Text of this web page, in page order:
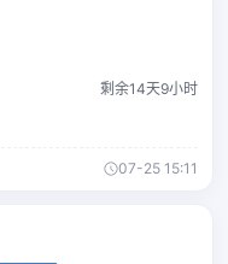
剩余14天9小时
07-25 15:11